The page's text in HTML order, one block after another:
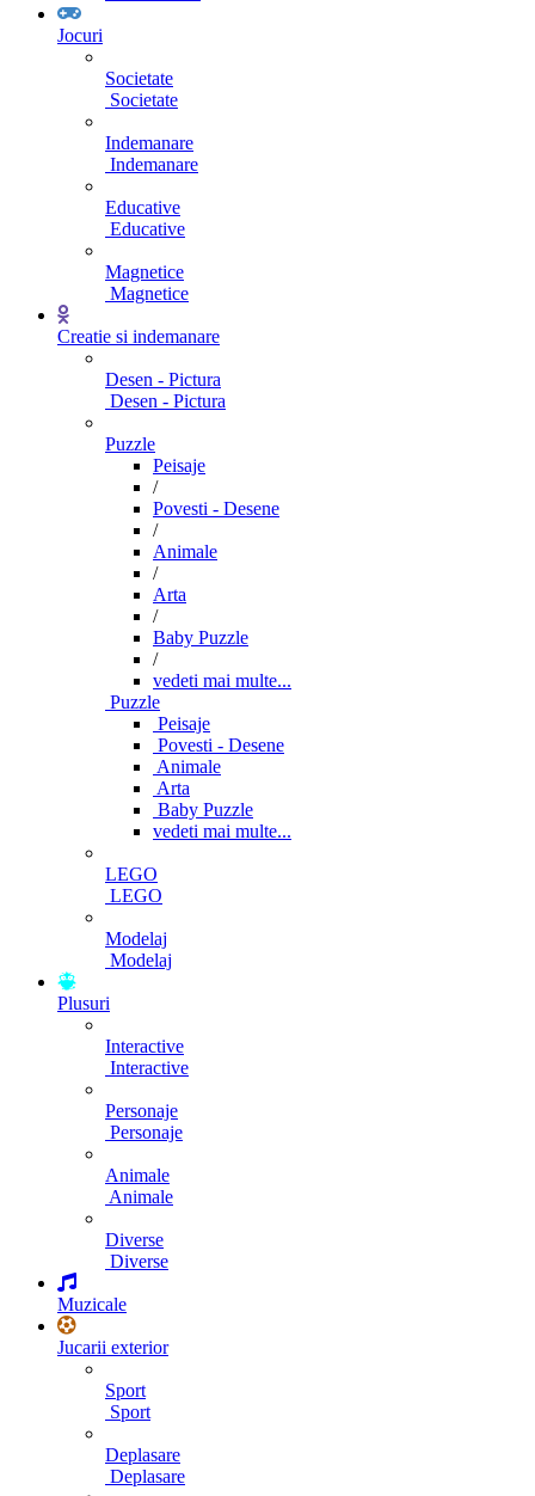
Jocuri
Societate
Societate
Indemanare
Indemanare
Educative
Educative
Magnetice
Magnetice
Creatie si indemanare
Desen - Pictura
Desen - Pictura
Puzzle
Peisaje
/
Povesti - Desene
/
Animale
/
Arta
/
Baby Puzzle
/
vedeti mai multe...
Puzzle
Peisaje
Povesti - Desene
Animale
Arta
Baby Puzzle
vedeti mai multe...
LEGO
LEGO
Modelaj
Modelaj
Plusuri
Interactive
Interactive
Personaje
Personaje
Animale
Animale
Diverse
Diverse
Muzicale
Jucarii exterior
Sport
Sport
Deplasare
Deplasare